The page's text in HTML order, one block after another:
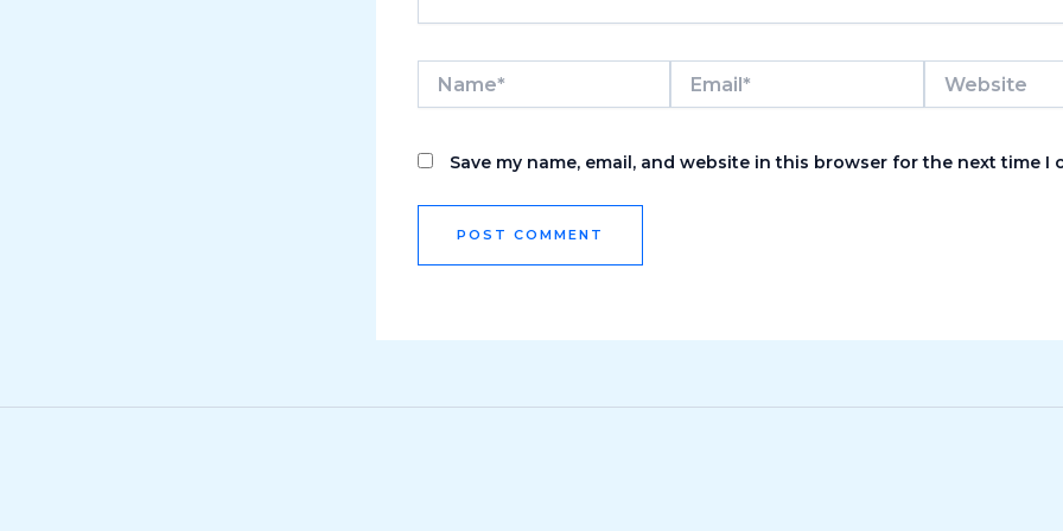
Save my name, email, and website in this browser for the next time I